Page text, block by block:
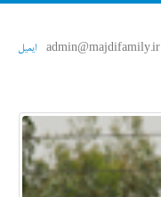
admin@majdifamily.ir ایمیل